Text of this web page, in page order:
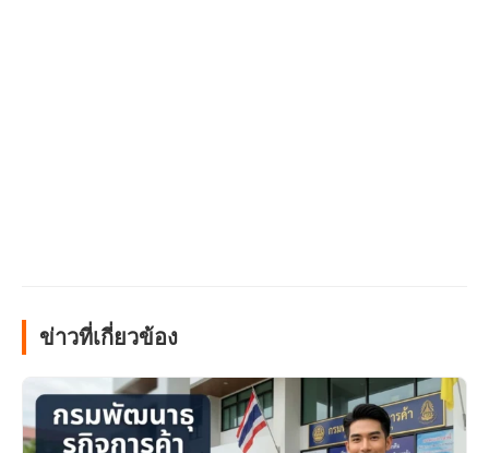
ข่าวที่เกี่ยวข้อง